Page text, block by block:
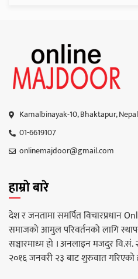
Kamalbinayak-10, Bhaktapur, Nepal
01-6619107
onlinemajdoor@gmail.com
हाम्रो बारे
देश र जनतामा समर्पित विचारप्रधान
समाजको आमुल परिवर्तनको लागि
सञ्चारमाध्म हो । अनलाइन मजदुर
२०१६ जनवरी २३ बाट शुरुवात गरिएको